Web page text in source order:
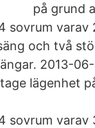
på grund
sovrum varav
och två
2013-
lägenhet
sovrum varav